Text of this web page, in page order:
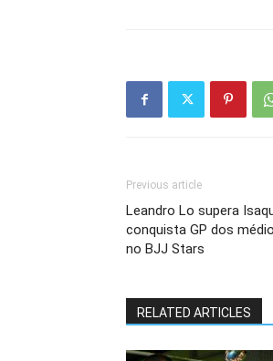
Previous article
Leandro Lo supera
conquista GP dos
no BJJ Stars
RELATED ARTICLES